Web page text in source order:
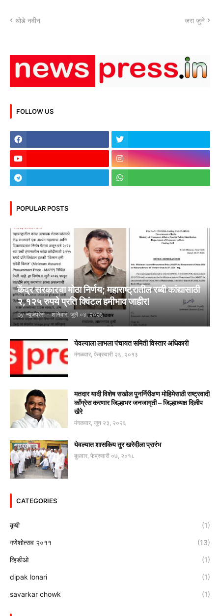
थोडे नवीन जरा जुने
FOLLOW US
POPULAR POSTS
केंद्र सरकारचा मोठा निर्णय; महाराष्ट्रातील रब्बी कांद्यासाठी
२,१२५ रुपये प्रति क्विंटल हमीभाव जाहीर!
by न्यूजप्रेस - शनिवार, जुलै ०४, २०२६
येवल्याला लाभला पंचायत समिती विस्तार अधिकारी
मंगळवार, फेब्रुवारी २६, २०१३
मतदार यादी विशेष सखोल पुनर्निरीक्षण मोहिमेसाठी राष्ट्रवादी
काँग्रेस करणार जिल्हाभर जनजागृती – जिल्हाध्यक्ष दिलीप
खैरे
मंगळवार, जून २३, २०२६
येवल्यात शासकिय तुर खरेदीला प्रारंभ
बुधवार, फेब्रुवारी ०७, २०१८
CATEGORIES
कृषी (1)
गणेशोत्सव २०११ (13)
व्हिडीओ (1)
dipak lonari (1)
savarkar chowk (1)